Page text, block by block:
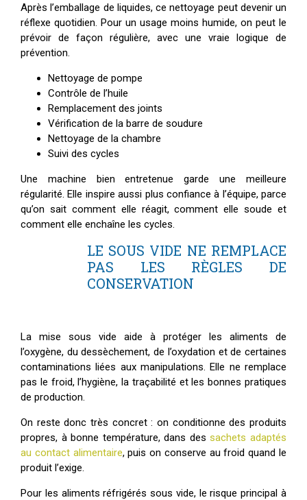
Après l’emballage de liquides, ce nettoyage peut devenir un
réflexe quotidien. Pour un usage moins humide, on peut le
prévoir de façon régulière, avec une vraie logique de
prévention.
Nettoyage de pompe
Contrôle de l’huile
Remplacement des joints
Vérification de la barre de soudure
Nettoyage de la chambre
Suivi des cycles
Une machine bien entretenue garde une meilleure
régularité. Elle inspire aussi plus confiance à l’équipe, parce
qu’on sait comment elle réagit, comment elle soude et
comment elle enchaîne les cycles.
LE SOUS VIDE NE REMPLACE
PAS LES RÈGLES DE
CONSERVATION
La mise sous vide aide à protéger les aliments de
l’oxygène, du dessèchement, de l’oxydation et de certaines
contaminations liées aux manipulations. Elle ne remplace
pas le froid, l’hygiène, la traçabilité et les bonnes pratiques
de production.
On reste donc très concret : on conditionne des produits
propres, à bonne température, dans dessachets adaptés
au contact alimentaire, puis on conserve au froid quand le
produit l’exige.
Pour les aliments réfrigérés sous vide, le risque principal à